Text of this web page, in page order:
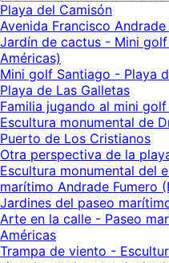
Playa del Camisón
Avenida Francisco
Jardín de cactus - Mini
Américas)
Mini golf Santiago - Playa
Playa de Las Galletas
Familia jugando al mini
Escultura monumental de
Puerto de Los Cristianos
Otra perspectiva de la
Escultura monumental del
marítimo Andrade Fumero
Jardines del paseo
Arte en la calle - Paseo
Américas
Trampa de viento -